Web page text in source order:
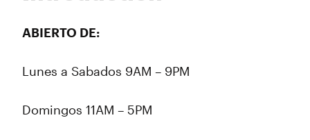
ABIERTO DE:
Lunes a Sabados 9AM – 9PM
Domingos 11AM – 5PM
Friday
9:00 am - 9:00 pm